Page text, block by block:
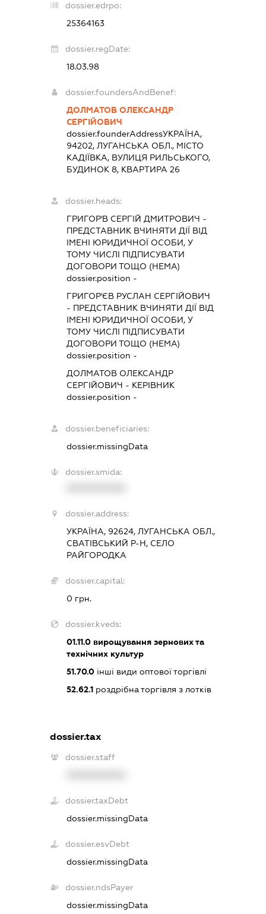
dossier.edrpo:
25364163
dossier.regDate:
18.03.98
dossier.foundersAndBenef:
ДОЛМАТОВ ОЛЕКСАНДР
СЕРГІЙОВИЧ
dossier.founderAddressУКРАЇНА,
94202, ЛУГАНСЬКА ОБЛ., МІСТО
КАДІЇВКА, ВУЛИЦЯ РИЛЬСЬКОГО,
БУДИНОК 8, КВАРТИРА 26
dossier.heads:
ГРИГОР'В СЕРГІЙ ДМИТРОВИЧ -
ПРЕДСТАВНИКВЧИНЯТИ ДІЇ ВІД
ІМЕНІ ЮРИДИЧНОЇ ОСОБИ, У
ТОМУ ЧИСЛІ ПІДПИСУВАТИ
ДОГОВОРИ ТОЩО (НЕМА)
dossier.position -
ГРИГОР'ЄВ РУСЛАН СЕРГІЙОВИЧ
- ПРЕДСТАВНИКВЧИНЯТИ ДІЇ ВІД
ІМЕНІ ЮРИДИЧНОЇ ОСОБИ, У
ТОМУ ЧИСЛІ ПІДПИСУВАТИ
ДОГОВОРИ ТОЩО (НЕМА)
dossier.position -
ДОЛМАТОВ ОЛЕКСАНДР
СЕРГІЙОВИЧ - КЕРІВНИК
dossier.position -
dossier.beneficiaries:
dossier.missingData
dossier.smida:
dossier.address:
УКРАЇНА, 92624, ЛУГАНСЬКА ОБЛ.,
СВАТІВСЬКИЙ Р-Н, СЕЛО
РАЙГОРОДКА
dossier.capital:
0 грн.
dossier.kveds:
01.11.0вирощування зернових та
технічних культур
51.70.0інші види оптової торгівлі
52.62.1роздрібна торгівля з лотків
dossier.tax
dossier.staff
dossier.taxDebt
dossier.missingData
dossier.esvDebt
dossier.missingData
dossier.ndsPayer
dossier.missingData